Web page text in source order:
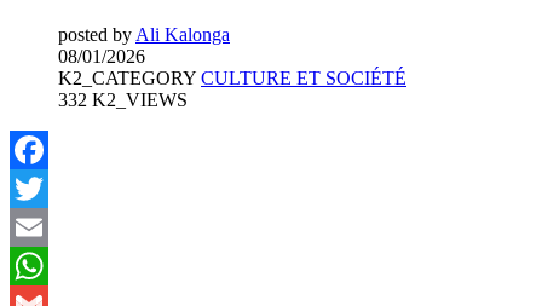
posted by Ali Kalonga
08/01/2026
K2_CATEGORY CULTURE ET SOCIÉTÉ
332 K2_VIEWS
Facebook
Twitter
Email